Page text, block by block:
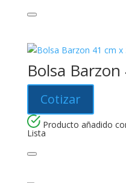
Bolsa
Cotizar
Producto añadido
Lista